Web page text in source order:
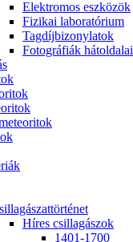
Elekt­ro­mos esz­kö­zök
Fi­zi­kai la­bo­ra­tó­ri­um
Tag­díj­bi­zony­la­tok
Fo­tog­rá­fi­ák hát­ol­da­lai
Hí­res csil­la­gá­szok
1401-1700